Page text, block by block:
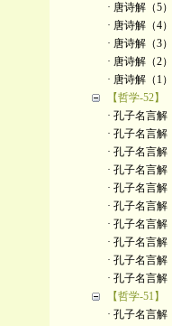
· 唐诗解（5）
· 唐诗解（4）
· 唐诗解（3）
· 唐诗解（2）
· 唐诗解（1）
【哲学-52】
· 孔子名言解
· 孔子名言解
· 孔子名言解
· 孔子名言解
· 孔子名言解
· 孔子名言解
· 孔子名言解
· 孔子名言解
· 孔子名言解
· 孔子名言解
【哲学-51】
· 孔子名言解